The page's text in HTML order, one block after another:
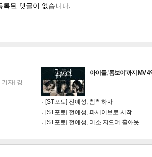
기자] 강
아이들, '톰보이'까지 MV
[ST포토] 전예성, 침착하자
[ST포토] 전예성, 파세이브로 시작
[ST포토] 전예성, 미소 지으며 홀아웃